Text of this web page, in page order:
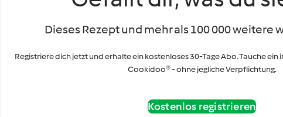
Dieses Rezept und mehr als 100 000 weitere
Registriere dich jetzt und erhalte ein kostenloses 30-Tage Abo. Tauche ein
Cookidoo® - ohne jegliche Verpflichtung.
Kostenlos registrieren